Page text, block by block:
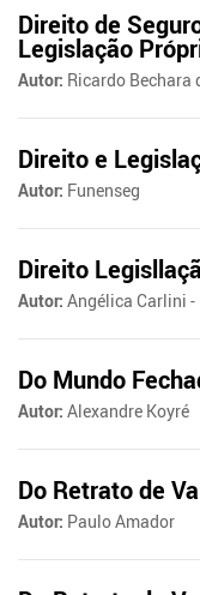
Direito de
Legislação
Autor: Ricardo Bechara
Direito e
Autor: Funenseg
Direito
Autor: Angélica Carlini
Do Mundo
Autor: Alexandre Koyré
Do Retrato de
Autor: Paulo Amador